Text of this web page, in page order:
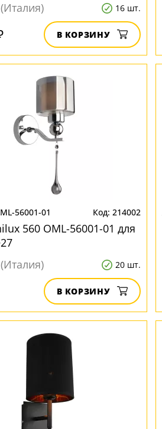
16 шт.
В КОРЗИНУ
56001-01 214002
560 OML-56001-01 для
20 шт.
В КОРЗИНУ